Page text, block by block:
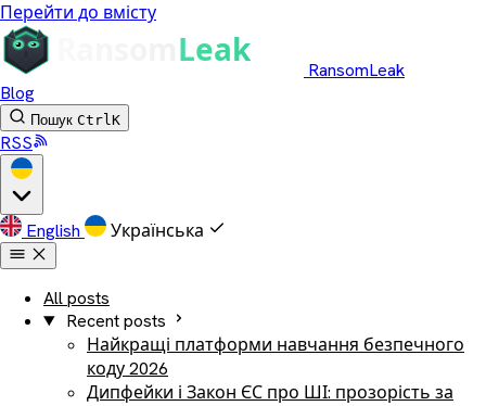
Перейти до вмісту
RansomLeak
Blog
Пошук CtrlK
RSS
English Українська
All posts
Recent posts
Найкращі платформи навчання безпечного
коду 2026
Дипфейки і Закон ЄС про ШІ: прозорість за